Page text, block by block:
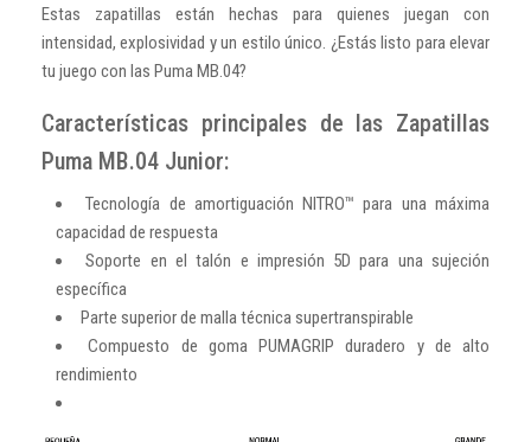
Estas zapatillas están hechas para quienes juegan con
intensidad, explosividad y un estilo único. ¿Estás listo para elevar
tu juego con las Puma MB.04?
Características principales de las Zapatillas
Puma MB.04 Junior:
Tecnología de amortiguación NITRO™ para una máxima
capacidad de respuesta
Soporte en el talón e impresión 5D para una sujeción
específica
Parte superior de malla técnica supertranspirable
Compuesto de goma PUMAGRIP duradero y de alto
rendimiento